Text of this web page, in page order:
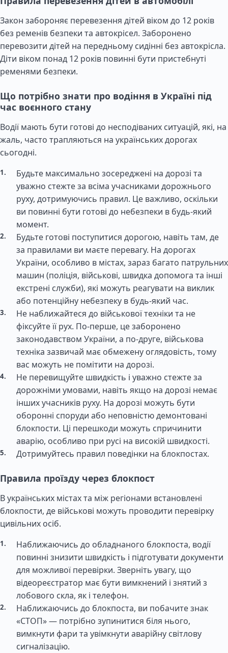
Закон забороняє перевезення дітей віком до 12 років
без ременів безпеки та автокрісел. Заборонено
перевозити дітей на передньому сидінні без автокрісла.
Діти віком понад 12 років повинні бути пристебнуті
ременями безпеки.
Що потрібно знати про водіння в Україні під
час воєнного стану
Водії мають бути готові до несподіваних ситуацій, які, на
жаль, часто трапляються на українських дорогах
сьогодні.
Будьте максимально зосереджені на дорозі та
уважно стежте за всіма учасниками дорожнього
руху, дотримуючись правил. Це важливо, оскільки
ви повинні бути готові до небезпеки в будь-який
момент.
Будьте готові поступитися дорогою, навіть там, де
за правилами ви маєте перевагу. На дорогах
України, особливо в містах, зараз багато патрульних
машин (поліція, військові, швидка допомога та інші
екстрені служби), які можуть реагувати на виклик
або потенційну небезпеку в будь-який час.
Не наближайтеся до військової техніки та не
фіксуйте її рух. По-перше, це заборонено
законодавством України, а по-друге, військова
техніка зазвичай має обмежену оглядовість, тому
вас можуть не помітити на дорозі.
Не перевищуйте швидкість і уважно стежте за
дорожніми умовами, навіть якщо на дорозі немає
інших учасників руху. На дорозі можуть бути
оборонні споруди або неповністю демонтовані
блокпости. Ці перешкоди можуть спричинити
аварію, особливо при русі на високій швидкості.
Дотримуйтесь правил поведінки на блокпостах.
Правила проїзду через блокпост
В українських містах та між регіонами встановлені
блокпости, де військові можуть проводити перевірку
цивільних осіб.
Наближаючись до обладнаного блокпоста, водії
повинні знизити швидкість і підготувати документи
для можливої перевірки. Зверніть увагу, що
відеореєстратор має бути вимкнений і знятий з
лобового скла, як і телефон.
Наближаючись до блокпоста, ви побачите знак
«СТОП» — потрібно зупинитися біля нього,
вимкнути фари та увімкнути аварійну світлову
сигналізацію.